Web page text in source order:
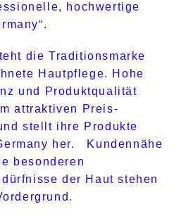
hochwertige
die Traditionsmarke
Hautpflege. Hohe
und Produktqualität
attraktiven Preis-
stellt ihre Produkte
her. Kundennähe
besonderen
der Haut stehen